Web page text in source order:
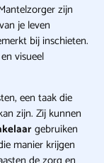
zijn
je leven
bij inschieten.
visueel
een taak die
zijn. Zij kunnen
gebruiken
manier krijgen